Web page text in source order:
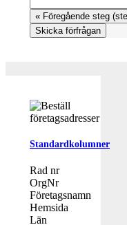
Standardkolumner
Rad nr
OrgNr
Företagsnamn
Hemsida
Län